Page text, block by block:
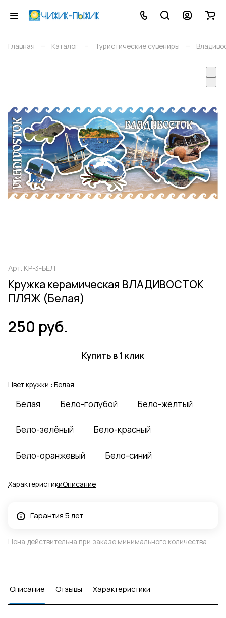
Главная – Каталог – Туристические сувениры –
Арт. КР-3-БЕЛ
Кружка керамическая ВЛАДИВОСТОК
ПЛЯЖ (Белая)
250 руб.
Купить в 1 клик
Цвет кружки : Белая
Белая Бело-голубой Бело-жёлтый
Бело-зелёный Бело-красный
Бело-оранжевый Бело-синий
ХарактеристикиОписание
Гарантия 5 лет
Цена действительна при заказе минимального количества
Описание Отзывы Характеристики